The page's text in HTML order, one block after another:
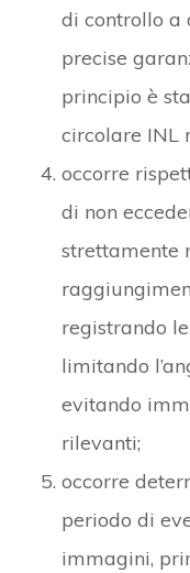
di controllo a
precise
principio è
circolare INL
occorre
di non
strettamente
registrando
limitando
evitando
rilevanti;
occorre
periodo di
immagini,